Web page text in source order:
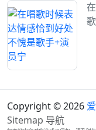
Copyright © 2026
Sitemap 导航